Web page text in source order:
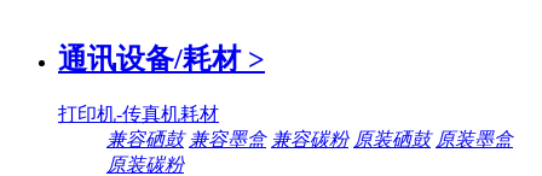
通讯设备/耗材 >
打印机-传真机耗材
兼容硒鼓 兼容墨盒 兼容碳粉 原装硒鼓 原装墨盒
原装碳粉